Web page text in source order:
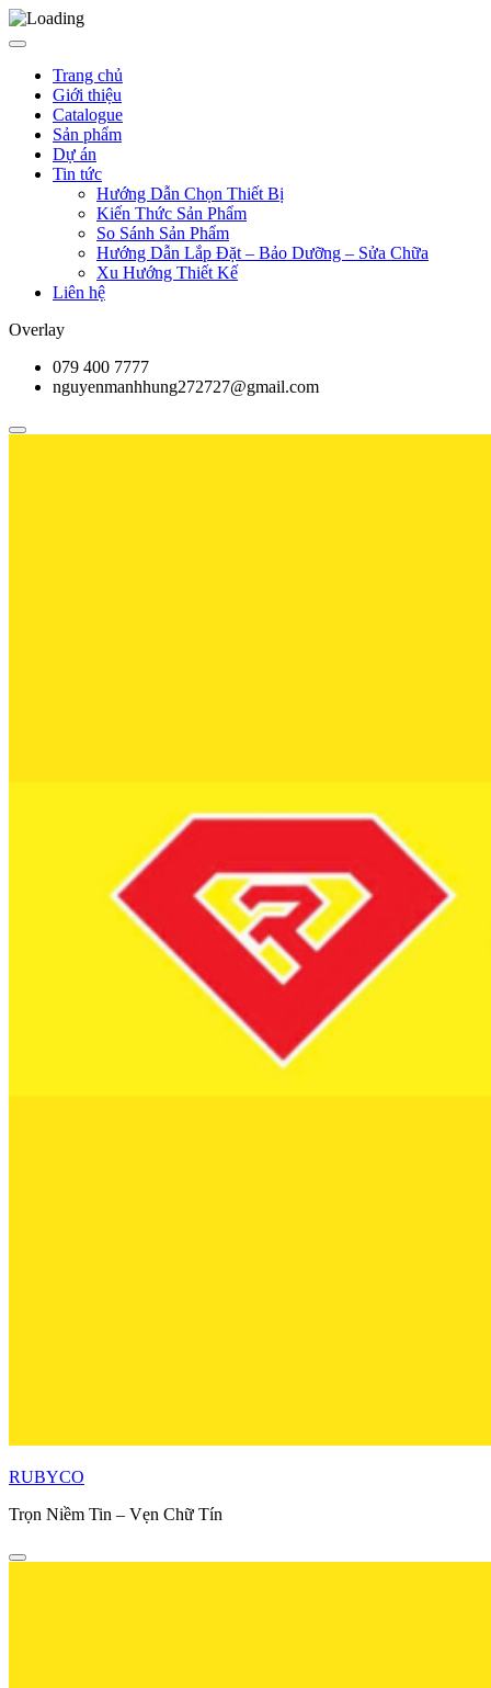
Trang chủ
Giới thiệu
Catalogue
Sản phẩm
Dự án
Tin tức
Hướng Dẫn Chọn Thiết Bị
Kiến Thức Sản Phẩm
So Sánh Sản Phẩm
Hướng Dẫn Lắp Đặt – Bảo Dưỡng – Sửa Chữa
Xu Hướng Thiết Kế
Liên hệ
Overlay
079 400 7777
nguyenmanhhung272727@gmail.com
RUBYCO
Trọn Niềm Tin – Vẹn Chữ Tín